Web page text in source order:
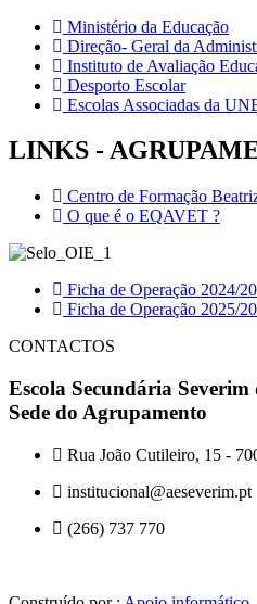
Ministério da Educação
Direção- Geral da
Instituto de Avaliação
Desporto Escolar
Escolas Associadas da
LINKS -
Centro de Formação
O que é o EQAVET ?
Ficha de Operação 2024/
Ficha de Operação 2025/
CONTACTOS
Escola Secundária Severim
Sede do Agrupamento
Rua João Cutileiro, 15 -
institucional@aeseverim.pt
(266) 737 770